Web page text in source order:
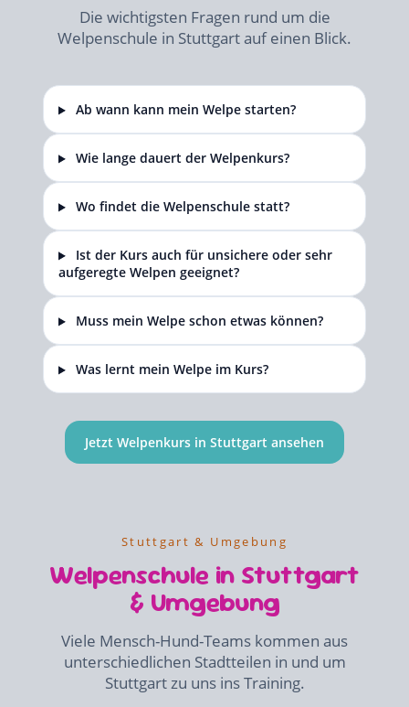
Die wichtigsten Fragen rund um die
Welpenschule in Stuttgart auf einen Blick.
Ab wann kann mein Welpe starten?
Wie lange dauert der Welpenkurs?
Wo findet die Welpenschule statt?
Ist der Kurs auch für unsichere oder sehr
aufgeregte Welpen geeignet?
Muss mein Welpe schon etwas können?
Was lernt mein Welpe im Kurs?
Jetzt Welpenkurs in Stuttgart ansehen
Stuttgart & Umgebung
Welpenschule in Stuttgart
& Umgebung
Viele Mensch-Hund-Teams kommen aus
unterschiedlichen Stadtteilen in und um
Stuttgart zu uns ins Training.